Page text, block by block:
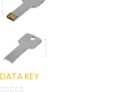
DATA KEY